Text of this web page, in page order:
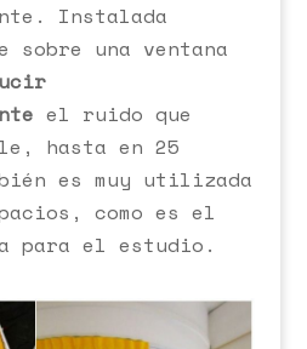
Instalada
sobre una ventana
el ruido que
hasta en 25
es muy utilizada
como es el
para el estudio.